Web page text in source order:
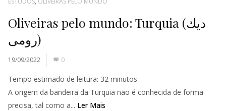
Oliveiras pelo mundo: Turquia (ديك
رومى)
19/09/2022 0
Tempo estimado de leitura: 32 minutos
A origem da bandeira da Turquia não é conhecida de forma
precisa, tal como a... Ler Mais